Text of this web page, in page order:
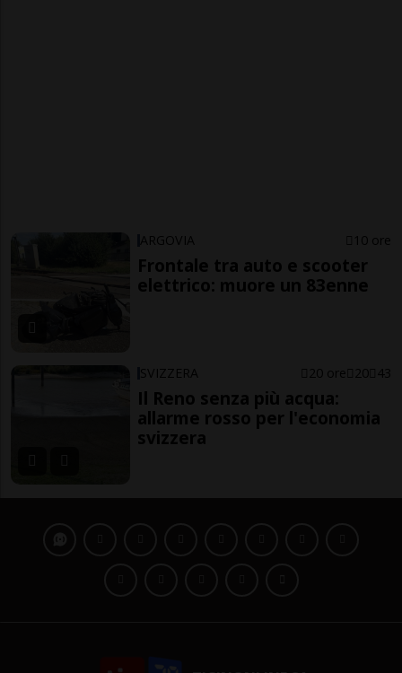
ARGOVIA 10 ore
Frontale tra auto e scooter
elettrico: muore un 83enne
SVIZZERA 20 ore 20 43
Il Reno senza più acqua:
allarme rosso per l'economia
svizzera